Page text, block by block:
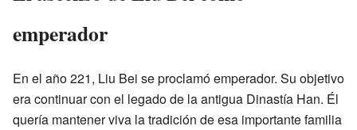
emperador
En el año 221, Liu Bei se proclamó emperador. Su objetivo
era continuar con el legado de la antigua Dinastía Han. Él
quería mantener viva la tradición de esa importante familia